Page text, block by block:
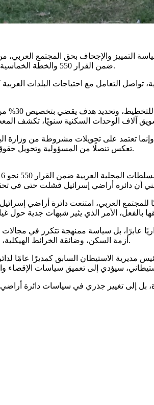
والإجحاف بحق المجتمع العربي، من
ضمن القرار 550 والخطة الخماسية، وبين مستوى التنفيذ الفعلي حتى عام 2025 وبداية 2026.
تواصل التعامل مع احتياجات البلدات
ففي الوقت
الرد الرسمي كذلك أن دائرة أراضي إسرائيل لا تخصص ميزانية مستقلة وثابتة لتنفيذ
تعكس تنصلًا من المسؤولية وتحويل حقوق المجتمع العربي إلى مسار بيروقراطي معقد ومشروط.
العربي، امتنعت دائرة أراضي
عابرًا، بل سياسة ممنهجة تتكرر في
أزمة السكن، وضائقة الخرائط الهيكلية، ونقص المناطق العامة والبنى التحتية في البلدات العربية.
مديرية الاستيطان السابق كمديرًا عامًا
بل إلى تغيير جذري في سياسات دائرة